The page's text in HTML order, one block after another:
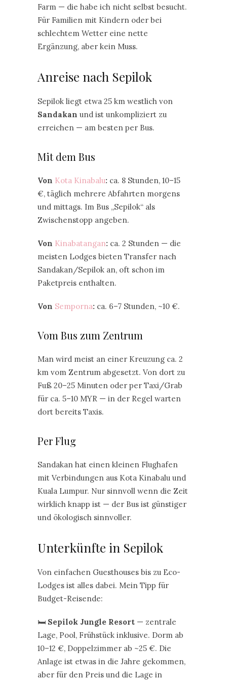
Farm — die habe ich nicht selbst besucht.
Für Familien mit Kindern oder bei
schlechtem Wetter eine nette
Ergänzung, aber kein Muss.
Anreise nach Sepilok
Sepilok liegt etwa 25 km westlich von
Sandakan und ist unkompliziert zu
erreichen — am besten per Bus.
Mit dem Bus
Von Kota Kinabalu: ca. 8 Stunden, 10–15
€, täglich mehrere Abfahrten morgens
und mittags. Im Bus „Sepilok“ als
Zwischenstopp angeben.
Von Kinabatangan: ca. 2 Stunden — die
meisten Lodges bieten Transfer nach
Sandakan/Sepilok an, oft schon im
Paketpreis enthalten.
Von Semporna: ca. 6–7 Stunden, ~10 €.
Vom Bus zum Zentrum
Man wird meist an einer Kreuzung ca. 2
km vom Zentrum abgesetzt. Von dort zu
Fuß 20–25 Minuten oder per Taxi/Grab
für ca. 5–10 MYR — in der Regel warten
dort bereits Taxis.
Per Flug
Sandakan hat einen kleinen Flughafen
mit Verbindungen aus Kota Kinabalu und
Kuala Lumpur. Nur sinnvoll wenn die Zeit
wirklich knapp ist — der Bus ist günstiger
und ökologisch sinnvoller.
Unterkünfte in Sepilok
Von einfachen Guesthouses bis zu Eco-
Lodges ist alles dabei. Mein Tipp für
Budget-Reisende:
🛏️ Sepilok Jungle Resort — zentrale
Lage, Pool, Frühstück inklusive. Dorm ab
10–12 €, Doppelzimmer ab ~25 €. Die
Anlage ist etwas in die Jahre gekommen,
aber für den Preis und die Lage in